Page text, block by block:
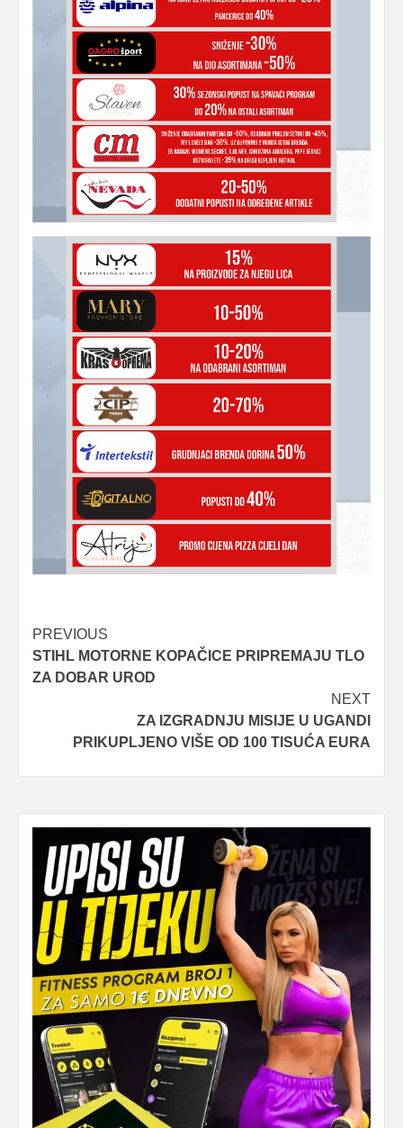
Post
navigation
PREVIOUS
STIHL MOTORNE KOPAČICE PRIPREMAJU TLO
ZA DOBAR UROD
NEXT
ZA IZGRADNJU MISIJE U UGANDI
PRIKUPLJENO VIŠE OD 100 TISUĆA EURA